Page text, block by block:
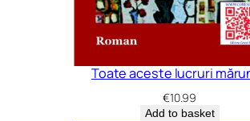
Toate aceste lucruri
€10.99
Add to basket